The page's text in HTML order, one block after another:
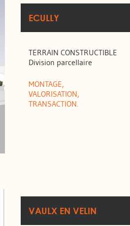
ECULLY
TERRAIN CONSTRUCTIBLE
Division parcellaire
MONTAGE,
VALORISATION,
TRANSACTION.
VAULX EN VELIN